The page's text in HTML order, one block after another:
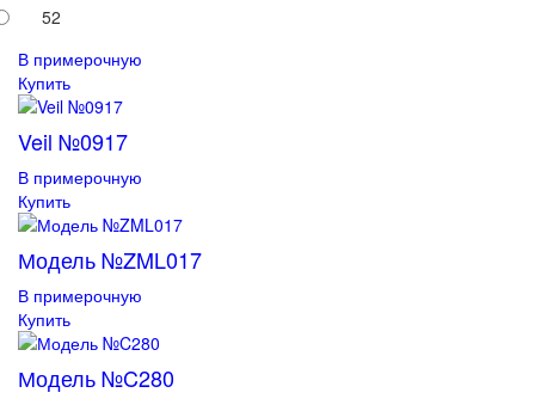
52
В примерочную
Купить
Veil №0917
В примерочную
Купить
Модель №ZML017
В примерочную
Купить
Модель №C280